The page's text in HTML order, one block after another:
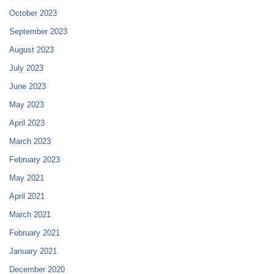
October 2023
September 2023
August 2023
July 2023
June 2023
May 2023
April 2023
March 2023
February 2023
May 2021
April 2021
March 2021
February 2021
January 2021
December 2020